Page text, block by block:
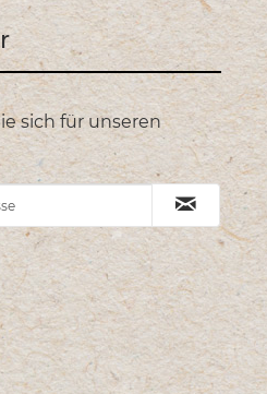
sich für unseren